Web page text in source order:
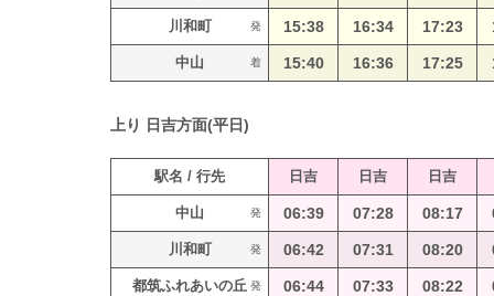
川和町 発 15:38 16:34 17:23
中山 着 15:40 16:36 17:25
上り 日吉方面(平日)
駅名 / 行先 日吉 日吉 日吉
中山 発 06:39 07:28 08:17
川和町 発 06:42 07:31 08:20
都筑ふれあいの丘 発 06:44 07:33 08:22